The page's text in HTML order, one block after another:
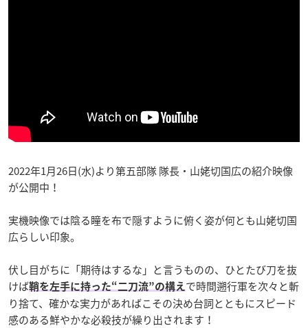
2022年1月26日(水)より第五部隊 隊長・山姥切国広の紹介映像
が公開中！
実機映像では陰る瞳を布で隠すように俯く姿が何とも山姥切国
広らしい印象。
伏し目がちに「期待はするな」と言うものの、ひとたび刀を抜
けば鞘を左手に持った“二刀流”の構え で時間遡行軍を次々と斬
り捨て、確かな実力があればこその決め台詞とともにスピード
感のある鮮やかな必殺技が繰り出されます！